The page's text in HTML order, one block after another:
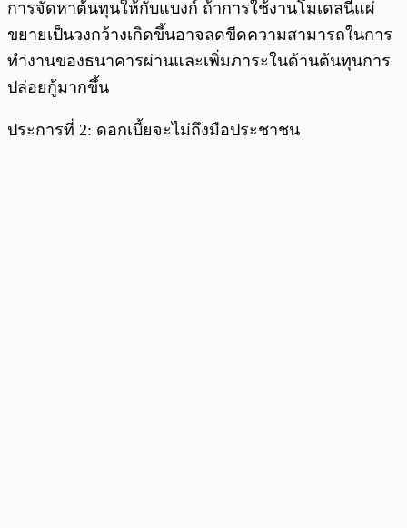
การจัดหาต้นทุนให้กับแบงก์ ถ้าการใช้งานโมเดลนี้แผ่
ขยายเป็นวงกว้างเกิดขึ้นอาจลดขีดความสามารถในการ
ทำงานของธนาคารผ่านและเพิ่มภาระในด้านต้นทุนการ
ปล่อยกู้มากขึ้น
ประการที่ 2: ดอกเบี้ยจะไม่ถึงมือประชาชน